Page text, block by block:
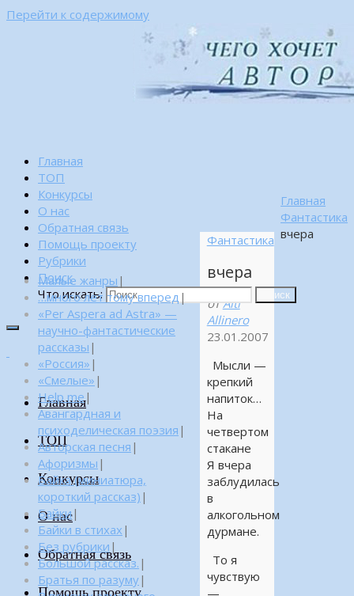
Перейти к содержимому
Главная
ТОП
Конкурсы
О нас
Обратная связь
Помощь проекту
Рубрики
Поиск
Что искать:
Поиск
Главная
ТОП
Конкурсы
О нас
Обратная связь
Помощь проекту
Главная
Фантастика
вчера
Фантастика
вчера
от Alti
Allinero
23.01.2007
Мысли —
крепкий
напиток…
На
четвертом
стакане
Я вчера
заблудилась
в
алкогольном
дурмане.
То я
чувствую
Малые жанры |
…много лет тому вперед |
«Per Aspera ad Astra» —
научно-фантастические
рассказы |
«Россия» |
«Смелые» |
Help me|
Авангардная и
психоделическая поэзия |
Авторская песня |
Афоризмы |
Байка (миниатюра,
короткий рассказ) |
Байки|
Байки в стихах |
Без рубрики |
Большой рассказ. |
Братья по разуму|